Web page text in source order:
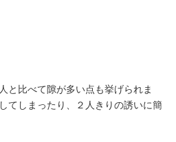
と比べて隙が多い点も挙げられま
てしまったり、２人きりの誘いに簡